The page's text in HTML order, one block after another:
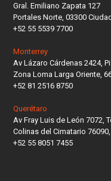
Gral. Emiliano Zapata 127
Portales Norte, 03300
+52 55 5539 7700
Monterrey
Av Lázaro Cárdenas 2424,
Zona Loma Larga Oriente,
+52 81 2516 8750
Querétaro
Av Fray Luis de León 7072,
Colinas del Cimatario
+52 55 8051 7455